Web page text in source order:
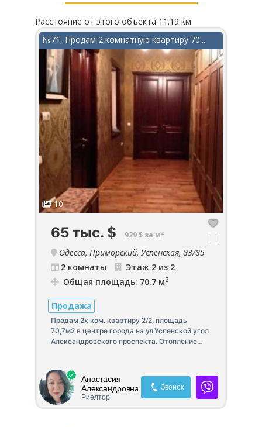
Расстояние от этого объекта 11.19 км
№71, Продам 2 комнатную квартиру 70...
10
65 тыс. $ 929 $ за м²
Одесса, Приморский, Успенская, 83/85
2 комнаты
Этаж 2 из 2
Общая площадь: 70.7 м2
Продажа
Продам 2х ком. квартиру 2/2, площадь
70,7м2 в центре города на ул.Успенской угол
Александровского проспекта. Отопление
парадная на кодовом замке. Квартира
дворовая, тихая и уютная!
Анастасия
Александровна
Риелтор
Звонок